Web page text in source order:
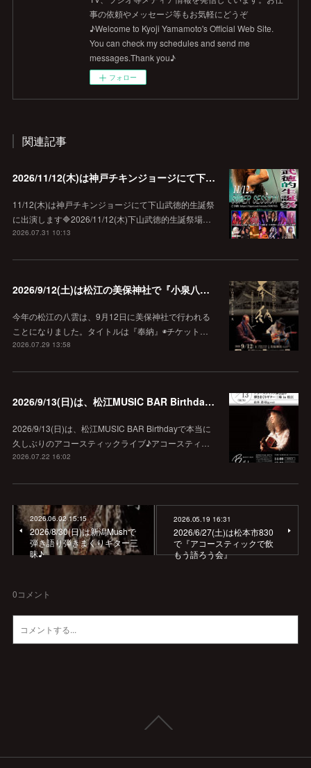
事の依頼やメッセージ等もお気軽にどうぞ
♪Welcome to Kyoji Yamamoto's Official Web Site.
You can check my schedules and send me
messages.Thank you♪
フォロー
関連記事
2026/11/12(木)は神戸チキンジョージにて下山武徳的生誕祭に出演します♪
11/12(木)は神戸チキンジョージにて下山武徳的生誕祭
に出演します🔷2026/11/12(木)下山武徳的生誕祭場…
2026.07.31 10:13
2026/9/12(土)は松江の美保神社で『小泉八雲朗読のしらべ』
今年の松江の八雲は、9月12日に美保神社で行われる
ことになりました。タイトルは『奉納』◉チケット…
2026.07.29 13:58
2026/9/13(日)は、松江MUSIC BAR Birthdayでアコースティック弾き語り弾きまくりギター三昧♪
2026/9/13(日)は、松江MUSIC BAR Birthdayで本当に
久しぶりのアコースティックライブ♪アコースティ…
2026.07.22 16:02
2026.06.02 15:15
2026/8/30(日)は新潟Mushで
弾き語り弾きまくりギター三
昧♪
2026.05.19 16:31
2026/6/27(土)は松本市830
で『アコースティックで飲
もう語ろう会』
0コメント